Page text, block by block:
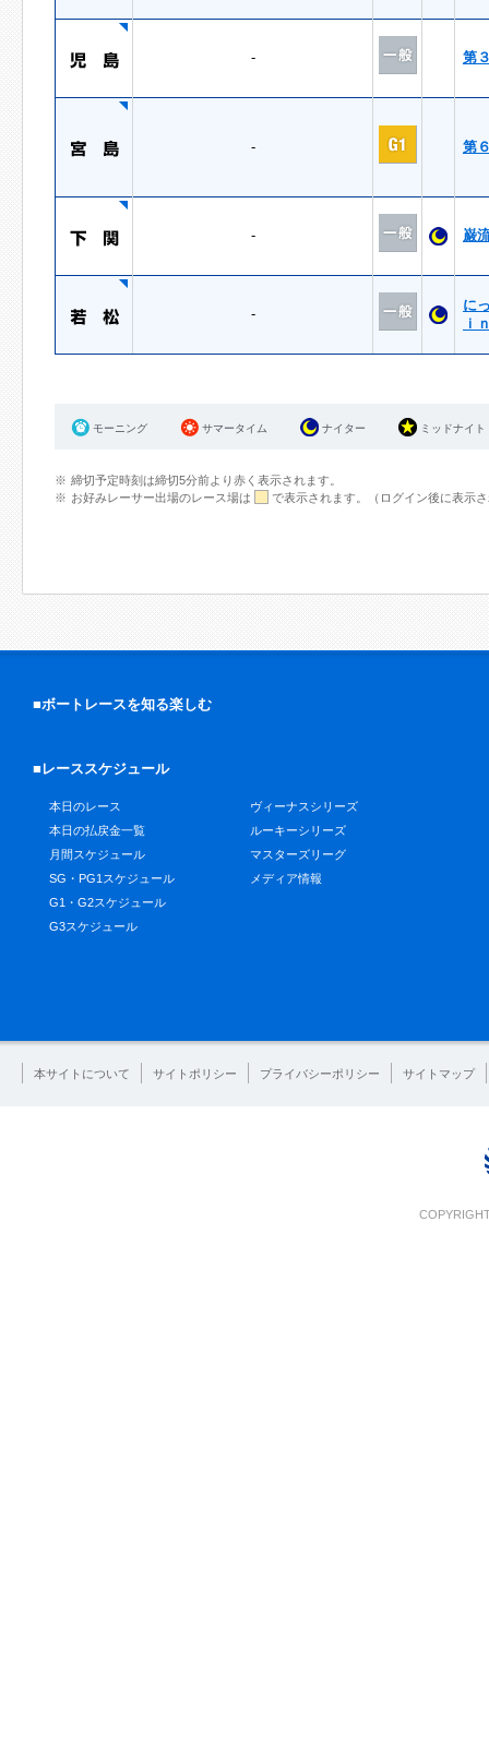
- 第
- 第
- 巌
-
に
ｉ
モーニング サマータイム ナイター ミッドナイト
締切予定時刻は締切5分前より赤く表示されます。
お好みレーサー出場のレース場は
で表示されます。（ログイン後に表示
■ボートレースを知る楽しむ
■レーススケジュール
本日のレース
本日の払戻金一覧
月間スケジュール
SG・PG1スケジュール
G1・G2スケジュール
G3スケジュール
ヴィーナスシリーズ
ルーキーシリーズ
マスターズリーグ
メディア情報
本サイトについて サイトポリシー プライバシーポリシー サイトマップ